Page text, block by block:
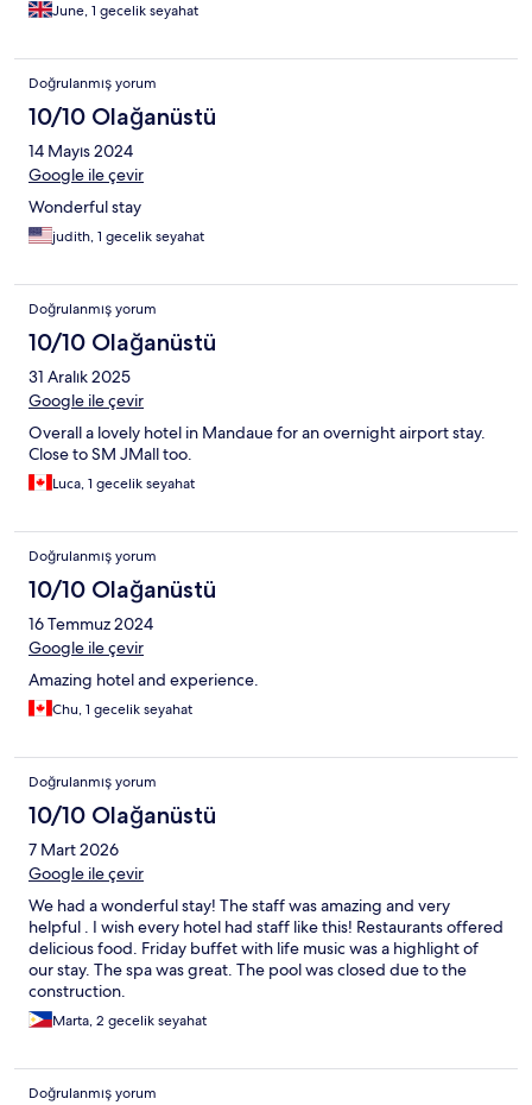
June, 1 gecelik seyahat
Doğrulanmış yorum
10/10 Olağanüstü
14 Mayıs 2024
Google ile çevir
Wonderful stay
judith, 1 gecelik seyahat
Doğrulanmış yorum
10/10 Olağanüstü
31 Aralık 2025
Google ile çevir
Overall a lovely hotel in Mandaue for an overnight airport stay.
Close to SM JMall too.
Luca, 1 gecelik seyahat
Doğrulanmış yorum
10/10 Olağanüstü
16 Temmuz 2024
Google ile çevir
Amazing hotel and experience.
Chu, 1 gecelik seyahat
Doğrulanmış yorum
10/10 Olağanüstü
7 Mart 2026
Google ile çevir
We had a wonderful stay! The staff was amazing and very
helpful . I wish every hotel had staff like this! Restaurants offered
delicious food. Friday buffet with life music was a highlight of
our stay. The spa was great. The pool was closed due to the
construction.
Marta, 2 gecelik seyahat
Doğrulanmış yorum